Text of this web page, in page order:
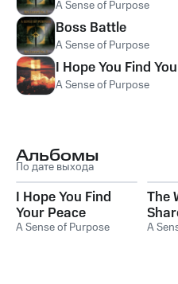
A Sense of Purpose
Boss Battle
A Sense of Purpose
I Hope You Find
A Sense of Purpose
Альбомы
По дате выхода
I Hope You Find
Your Peace
A Sense of Purpose
The
A